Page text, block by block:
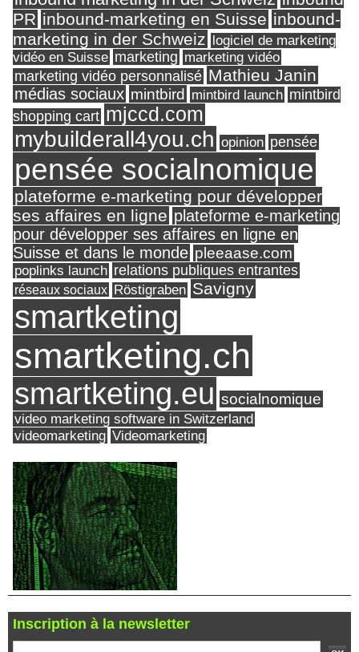
PR inbound-marketing en Suisse inbound-
marketing in der Schweiz logiciel de marketing
vidéo en Suisse marketing marketing vidéo
marketing vidéo personnalisé Mathieu Janin
médias sociaux mintbird mintbird launch mintbird
shopping cart mjccd.com
mybuilderall4you.ch opinion pensée
pensée socialnomique
plateforme e-marketing pour développer
ses affaires en ligne plateforme e-marketing
pour développer ses affaires en ligne en
Suisse et dans le monde pleeaase.com
poplinks launch relations publiques entrantes
réseaux sociaux Röstigraben Savigny
smartketing
smartketing.ch
smartketing.eu socialnomique
video marketing software in Switzerland
videomarketing Videomarketing
Inscription à la newsletter